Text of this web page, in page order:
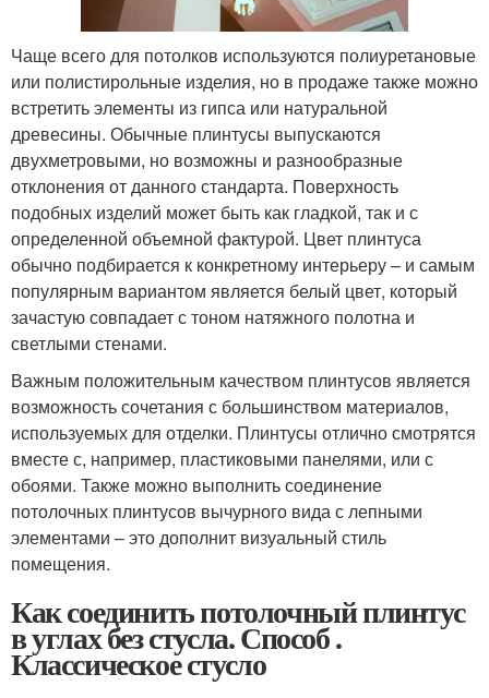
Чаще всего для потолков используются полиуретановые
или полистирольные изделия, но в продаже также можно
встретить элементы из гипса или натуральной
древесины. Обычные плинтусы выпускаются
двухметровыми, но возможны и разнообразные
отклонения от данного стандарта. Поверхность
подобных изделий может быть как гладкой, так и с
определенной объемной фактурой. Цвет плинтуса
обычно подбирается к конкретному интерьеру – и самым
популярным вариантом является белый цвет, который
зачастую совпадает с тоном натяжного полотна и
светлыми стенами.
Важным положительным качеством плинтусов является
возможность сочетания с большинством материалов,
используемых для отделки. Плинтусы отлично смотрятся
вместе с, например, пластиковыми панелями, или с
обоями. Также можно выполнить соединение
потолочных плинтусов вычурного вида с лепными
элементами – это дополнит визуальный стиль
помещения.
Как соединить потолочный плинтус
в углах без стусла. Способ .
Классическое стусло